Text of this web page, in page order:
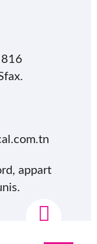
816
appart